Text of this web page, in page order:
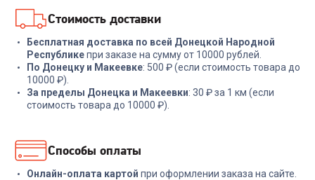
Стоимость доставки
Бесплатная доставка по всей Донецкой Народной
Республикепри заказе на сумму от 10000 рублей.
По Донецку и Макеевке: 500 ₽ (если стоимость товара до
10000 ₽).
За пределы Донецка и Макеевки: 30 ₽ за 1 км (если
стоимость товара до 10000 ₽).
Способы оплаты
Онлайн-оплата картой при оформлении заказа на сайте.